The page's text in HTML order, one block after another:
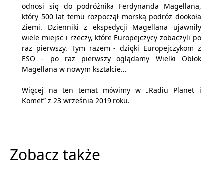
odnosi się do podróżnika Ferdynanda Magellana,
który 500 lat temu rozpoczął morską podróż dookoła
Ziemi. Dzienniki z ekspedycji Magellana ujawniły
wiele miejsc i rzeczy, które Europejczycy zobaczyli po
raz pierwszy. Tym razem - dzięki Europejczykom z
ESO - po raz pierwszy oglądamy Wielki Obłok
Magellana w nowym kształcie…
Więcej na ten temat mówimy w „Radiu Planet i
Komet” z 23 września 2019 roku.
Zobacz także